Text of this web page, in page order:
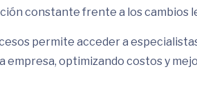
constante frente a los cambios
permite acceder a
optimizando costos y